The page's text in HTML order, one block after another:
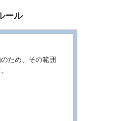
ール
ため、その範囲